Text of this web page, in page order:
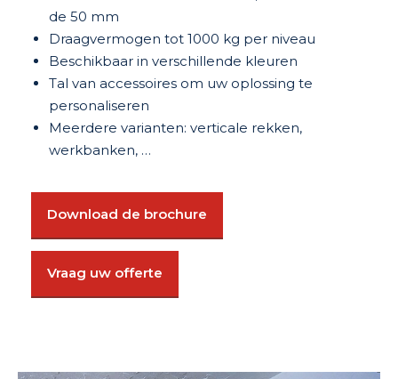
de 50 mm
Draagvermogen tot 1000 kg per niveau
Beschikbaar in verschillende kleuren
Tal van accessoires om uw oplossing te
personaliseren
Meerdere varianten: verticale rekken,
werkbanken, …
Download de brochure
Vraag uw offerte